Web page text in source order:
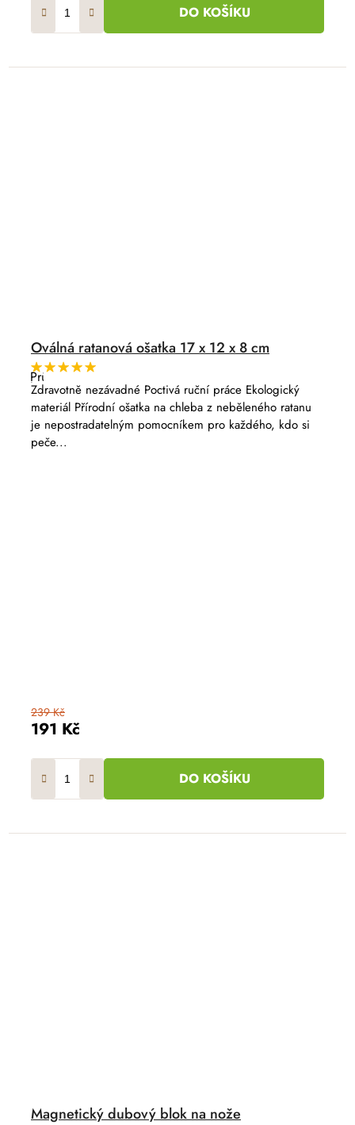
DO KOŠÍKU
Oválná ratanová ošatka 17 x 12 x 8 cm
Průměrné
hodnocení
produktu
je
5,0
z
5
hvězdiček.
191 Kč
239 Kč
DO KOŠÍKU
Zdravotně nezávadné Poctivá ruční práce Ekologický
materiál Přírodní ošatka na chleba z neběleného ratanu
je nepostradatelným pomocníkem pro každého, kdo si
peče...
Magnetický dubový blok na nože